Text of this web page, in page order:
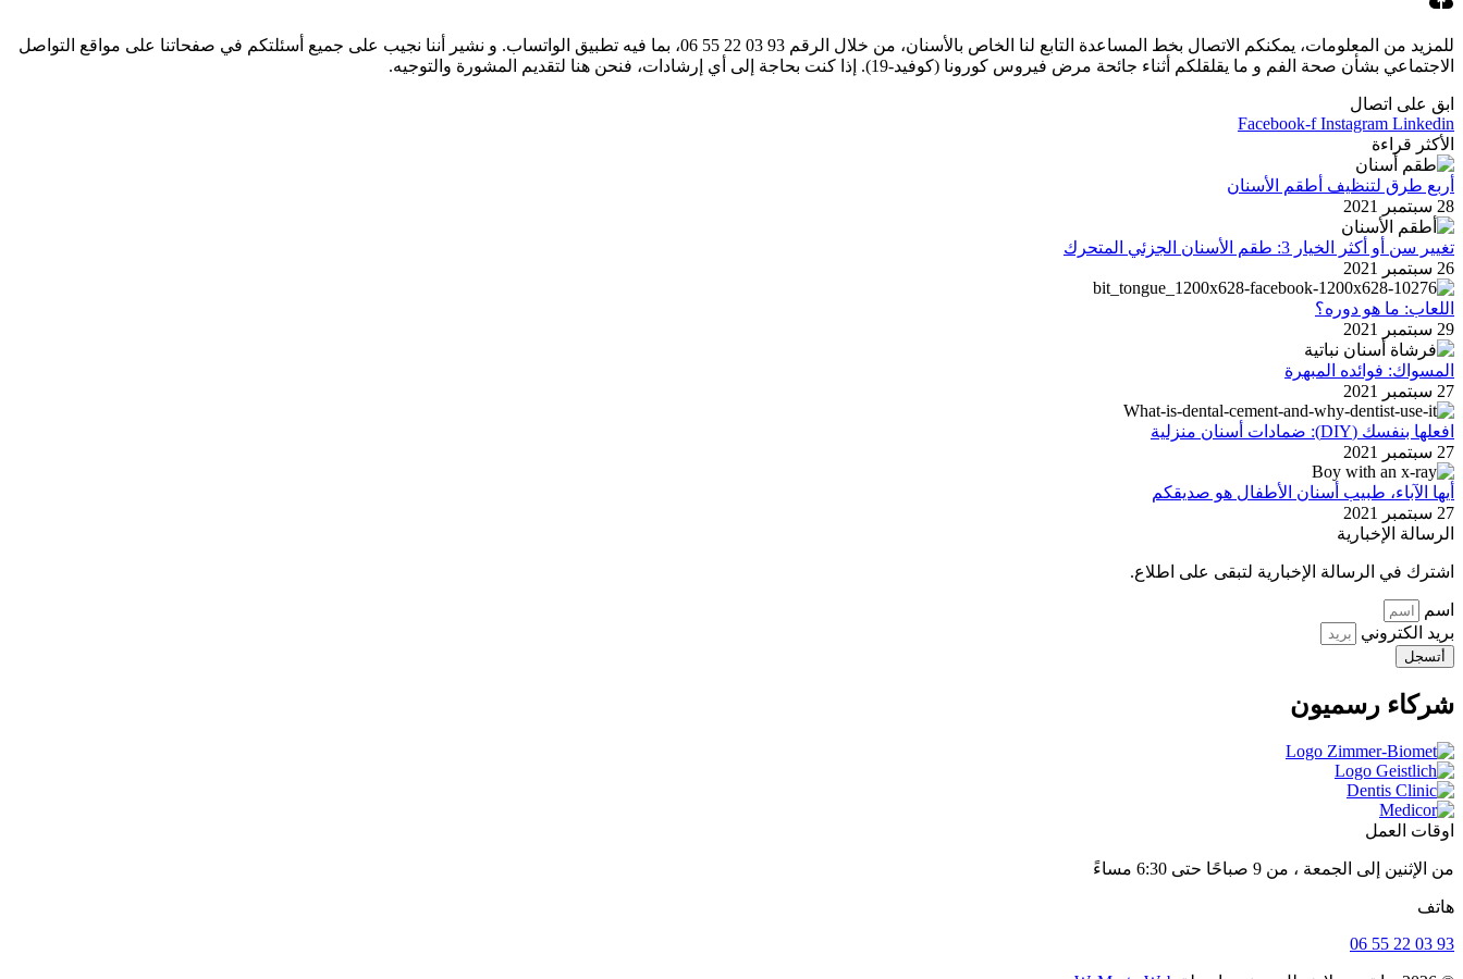
للمزيد من المعلومات، يمكنكم الاتصال بخط المساعدة التابع لنا الخاص بالأسنان، من خلال الرقم 06 55 22 03 93، بما فيه تطبيق الواتساب. و نشير أننا نجيب على جميع أسئلتكم في صفحاتنا على مواقع التواصل
الاجتماعي بشأن صحة الفم و ما يقلقلكم أثناء جائحة مرض فيروس كورونا (كوفيد-19). إذا كنت بحاجة إلى أي إرشادات، فنحن هنا لتقديم المشورة والتوجيه.
ابق على اتصال
Facebook-f Instagram Linkedin
الأكثر قراءة
أربع طرق لتنظيف أطقم الأسنان
28 سبتمبر 2021
تغيير سن أو أكثر الخيار 3: طقم الأسنان الجزئي المتحرك
26 سبتمبر 2021
اللعاب: ما هو دوره؟
29 سبتمبر 2021
المسواك: فوائده المبهرة
27 سبتمبر 2021
افعلها بنفسك (DIY): ضمادات أسنان منزلية
27 سبتمبر 2021
أيها الآباء، طبيب أسنان الأطفال هو صديقكم
27 سبتمبر 2021
الرسالة الإخبارية
اشترك في الرسالة الإخبارية لتبقى على اطلاع.
اسم
بريد الكتروني
أتسجل
شركاء رسميون
اوقات العمل
من الإثنين إلى الجمعة ، من 9 صباحًا حتى 6:30 مساءً
هاتف
93 03 22 55 06